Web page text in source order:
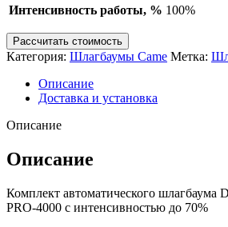
Интенсивность работы, % 100%
Рассчитать стоимость
Категория: Шлагбаумы Came Метка:
Описание
Доставка и установка
Описание
Описание
Комплект автоматического шлагбаума
PRO-4000 с интенсивностью до 70%